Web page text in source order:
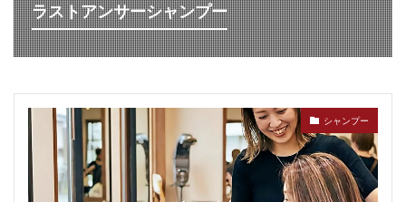
ラストアンサーシャンプー
シャンプー